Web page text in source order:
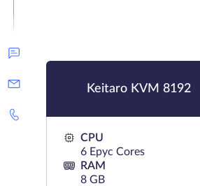
Keitaro KVM 8192
CPU
6 Epyc Cores
RAM
8 GB